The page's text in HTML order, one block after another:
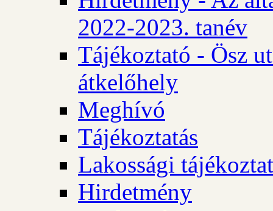
2022-2023. tanév
Tájékoztató - Ösz
átkelőhely
Meghívó
Tájékoztatás
Lakossági
Hirdetmény